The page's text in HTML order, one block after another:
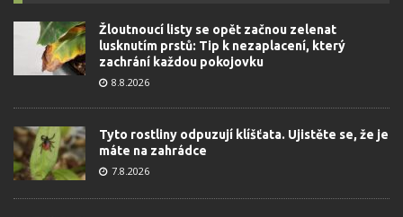
Žloutnoucí listy se opět začnou zelenat
lusknutím prstů: Tip k nezaplacení, který
zachrání každou pokojovku
8.8.2026
Tyto rostliny odpuzují klíšťata. Ujistěte se, že je
máte na zahrádce
7.8.2026